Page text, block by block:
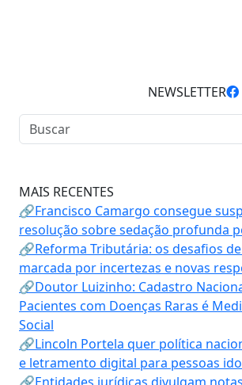
NEWSLETTER
MAIS RECENTES
🔗Francisco Camargo consegue
resolução sobre sedação profunda
🔗Reforma Tributária: os desafios
marcada por incertezas e novas
🔗Doutor Luizinho: Cadastro
Pacientes com Doenças Raras é
Social
🔗Lincoln Portela quer política
e letramento digital para pessoas